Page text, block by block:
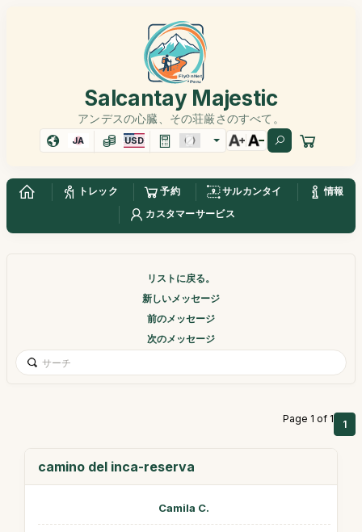
Salcantay Majestic
アンデスの心臓、その荘厳さのすべて。
JA USD
トレック 予約 サルカンタイ
情報
カスタマーサービス
リストに戻る。
新しいメッセージ
前のメッセージ
次のメッセージ
Page 1 of 1 1
camino del inca-reserva
Camila C.